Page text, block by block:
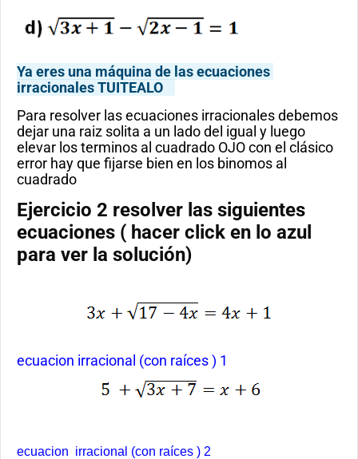
Ya eres una máquina de las ecuaciones
irracionales TUITEALO
Para resolver las ecuaciones irracionales debemos
dejar una raiz solita a un lado del igual y luego
elevar los terminos al cuadrado OJO con el clásico
error hay que fijarse bien en los binomos al
cuadrado
Ejercicio 2 resolver las siguientes
ecuaciones ( hacer click en lo azul
para ver la solución)
ecuacion irracional (con raíces ) 1
ecuacion irracional (con raíces ) 2